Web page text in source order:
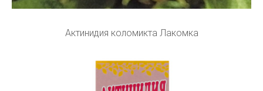
Актинидия коломикта Лакомка